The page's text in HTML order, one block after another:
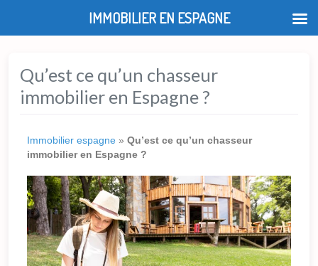
Qu’est ce qu’un chasseur
immobilier en Espagne ?
Immobilier espagne » Qu’est ce qu’un chasseur
immobilier en Espagne ?
IMMOBILIER EN ESPAGNE